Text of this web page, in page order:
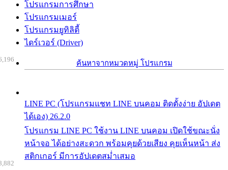
โปรแกรมการศึกษา
โปรแกรมเมอร์
โปรแกรมยูทิลิตี้
ไดร์เวอร์ (Driver)
ค้นหาจากหมวดหมู่ โปรแกรม
LINE PC (โปรแกรมแชท LINE บนคอม ติดตั้งง่าย อัปเดต
ได้เอง) 26.2.0
โปรแกรม LINE PC ใช้งาน LINE บนคอม เปิดใช้ขณะนั่ง
หน้าจอ ได้อย่างสะดวก พร้อมคุยด้วยเสียง คุยเห็นหน้า ส่ง
สติกเกอร์ มีการอัปเดตสม่ำเสมอ